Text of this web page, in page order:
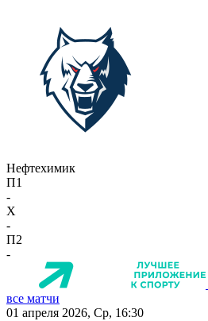
Нефтехимик
П1
-
X
-
П2
-
все матчи
01 апреля 2026, Ср, 16:30